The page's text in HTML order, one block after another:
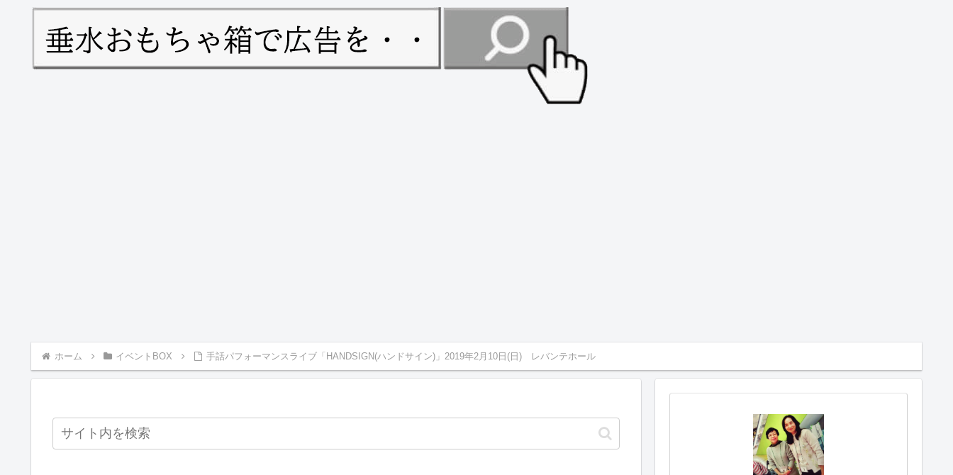
ホーム イベントBOX 手話パフォーマンスライブ「HANDSIGN(ハンドサイン)」2019年2月10日(日) レバンテホール